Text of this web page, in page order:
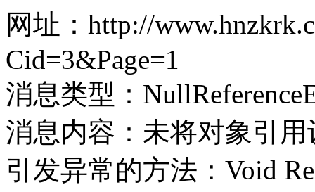
网址：http://
Cid=3&Page=1
消息类型：
消息内容：未将对象引
引发异常的方法：Void